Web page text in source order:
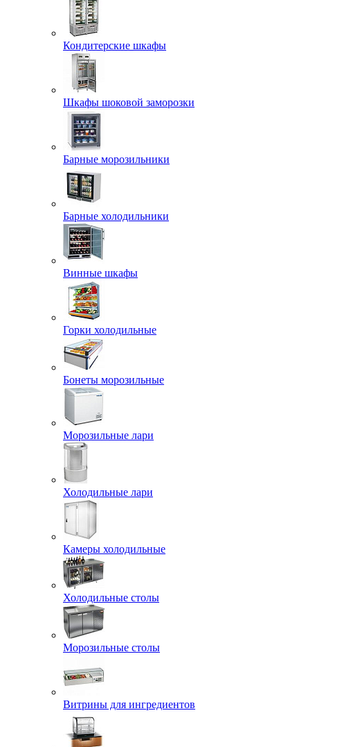
Кондитерские шкафы
Шкафы шоковой заморозки
Барные морозильники
Барные холодильники
Винные шкафы
Горки холодильные
Бонеты морозильные
Морозильные лари
Холодильные лари
Камеры холодильные
Холодильные столы
Морозильные столы
Витрины для ингредиентов